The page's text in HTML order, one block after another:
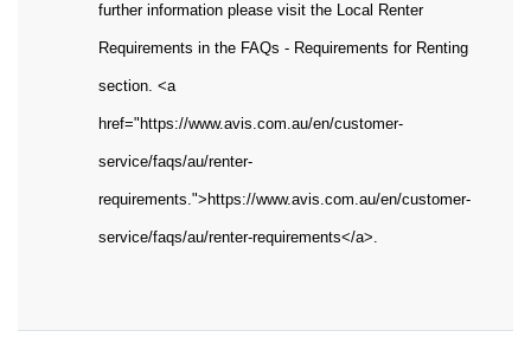
further information please visit the Local Renter
Requirements in the FAQs - Requirements for Renting
section. <a
href="https://www.avis.com.au/en/customer-
service/faqs/au/renter-
requirements.">https://www.avis.com.au/en/customer-
service/faqs/au/renter-requirements</a>.